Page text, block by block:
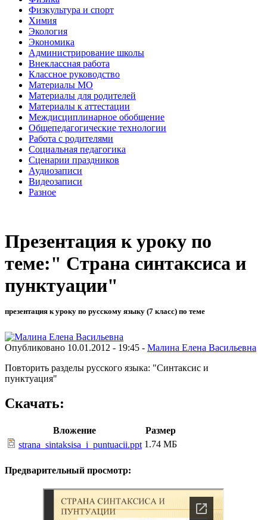
Физкультура и спорт
Химия
Экология
Экономика
Администрирование школы
Внеклассная работа
Классное руководство
Материалы МО
Материалы для родителей
Материалы к аттестации
Междисциплинарное обобщение
Общепедагогические технологии
Работа с родителями
Социальная педагогика
Сценарии праздников
Аудиозаписи
Видеозаписи
Разное
Презентация к уроку по
теме:" Страна синтаксиса и
пунктуации"
презентация к уроку по русскому языку (7 класс) по теме
Опубликовано 10.01.2012 - 19:45 - Малина Елена Васильевна
Повторить разделы русского языка: "Синтаксис и
пунктуация"
Скачать:
Вложение
Размер
strana_sintaksisa_i_puntuacii.ppt 1.74 МБ
Предварительный просмотр: